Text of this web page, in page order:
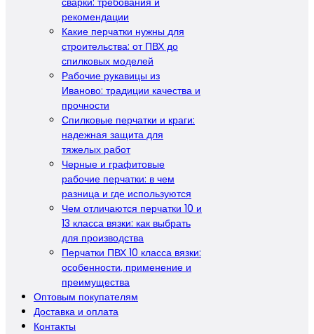
рекомендации
Какие перчатки нужны для
строительства: от ПВХ до
спилковых моделей
Рабочие рукавицы из
Иваново: традиции качества и
прочности
Спилковые перчатки и краги:
надежная защита для
тяжелых работ
Черные и графитовые
рабочие перчатки: в чем
разница и где используются
Чем отличаются перчатки 10 и
13 класса вязки: как выбрать
для производства
Перчатки ПВХ 10 класса вязки:
особенности, применение и
преимущества
Оптовым покупателям
Доставка и оплата
Контакты